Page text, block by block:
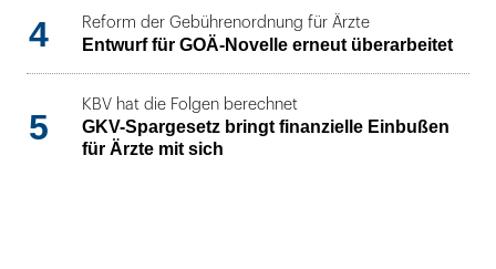
4 Reform der Gebührenordnung für Ärzte
Entwurf für GOÄ-Novelle erneut überarbeitet
5
KBV hat die Folgen berechnet
GKV-Spargesetz bringt finanzielle Einbußen
für Ärzte mit sich